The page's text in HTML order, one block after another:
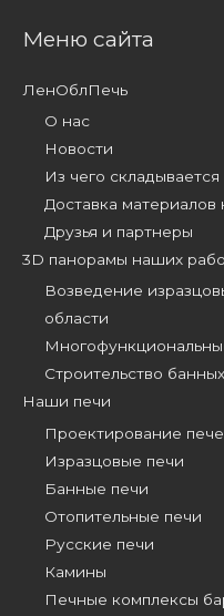
Меню сайта
ЛенОблПечь
О нас
Новости
Из чего
Доставка материалов
Друзья и партнеры
3D панорамы наших
Возведение
области
Строительство
Наши печи
Проектирование
Изразцовые печи
Банные печи
Отопительные печи
Русские печи
Камины
Печные комплексы